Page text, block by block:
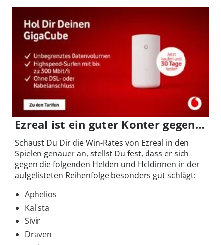
Ezreal ist ein guter Konter gegen…
Schaust Du Dir die Win-Rates von Ezreal in den
Spielen genauer an, stellst Du fest, dass er sich
gegen die folgenden Helden und Heldinnen in der
aufgelisteten Reihenfolge besonders gut schlägt:
Aphelios
Kalista
Sivir
Draven